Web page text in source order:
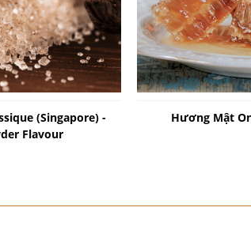
(Singapore) -
Flavour
Hương Mật